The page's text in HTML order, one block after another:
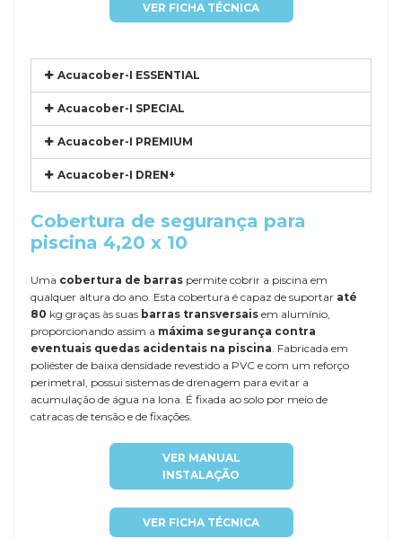
VER FICHA TÉCNICA
Acuacober-I ESSENTIAL
Acuacober-I SPECIAL
Acuacober-I PREMIUM
Acuacober-I DREN+
Cobertura de segurança para
piscina 4,20 x 10
Uma cobertura de barras permite cobrir a piscina em
qualquer altura do ano. Esta cobertura é capaz de suportar até
80 kg graças às suas barras transversais em alumínio,
proporcionando assim a máxima segurança contra
eventuais quedas acidentais na piscina. Fabricada em
poliéster de baixa densidade revestido a PVC e com um reforço
perimetral, possui sistemas de drenagem para evitar a
acumulação de água na lona. É fixada ao solo por meio de
catracas de tensão e de fixações.
VER MANUAL
INSTALAÇÃO
VER FICHA TÉCNICA